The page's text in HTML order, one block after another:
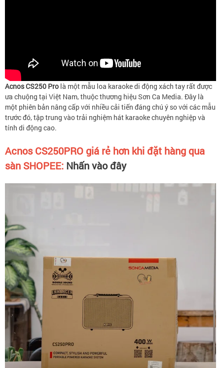
Acnos CS250 Pro là một mẫu loa karaoke di động xách tay rất được
ưa chuộng tại Việt Nam, thuộc thương hiệu Sơn Ca Media. Đây là
một phiên bản nâng cấp với nhiều cải tiến đáng chú ý so với các mẫu
trước đó, tập trung vào trải nghiệm hát karaoke chuyên nghiệp và
tính di động cao.
Acnos CS250PRO giá rẻ hơn khi đặt hàng qua
sàn SHOPEE: Nhấn vào đây